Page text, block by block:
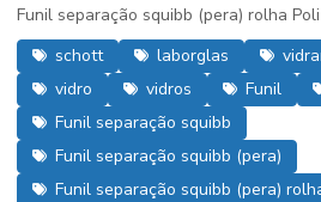
Funil separação squibb (pera) rolha
schott
laborglas
vidro
vidros Funil
Funil separação squibb
Funil separação squibb (pera)
Funil separação squibb (pera)